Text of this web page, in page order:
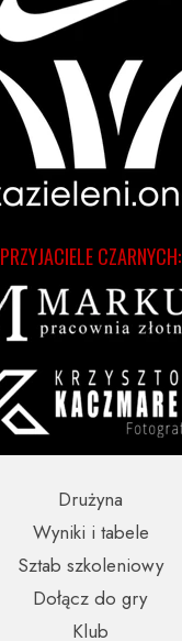
PRZYJACIELE CZARNYCH:
Wyniki i tabele
Sztab szkoleniowy
Dołącz do gry
Drużyna
Klub